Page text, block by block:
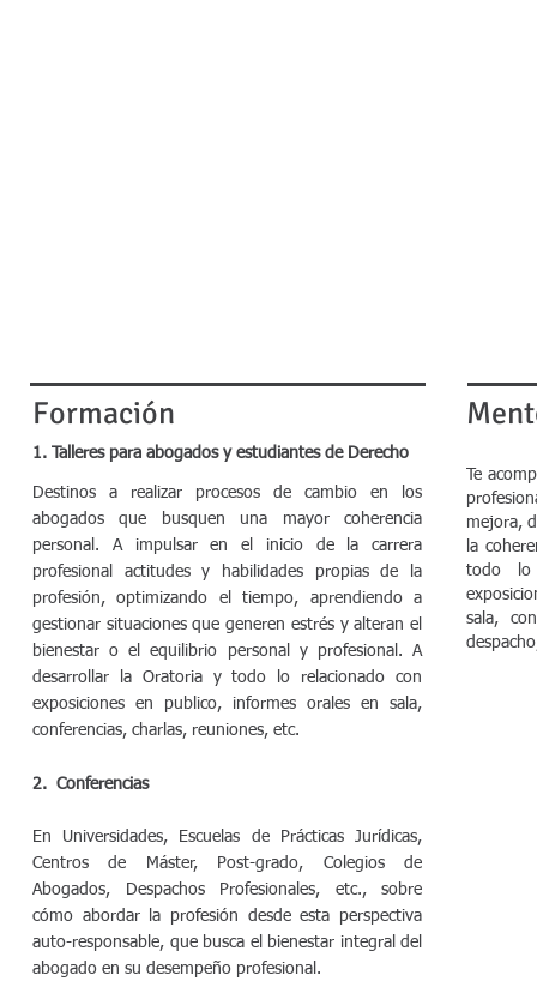
Formación
1. Talleres para abogados y estudiantes de Derecho
Destinos a realizar procesos de cambio en los
abogados que busquen una mayor coherencia
personal. A impulsar en el inicio de la carrera
profesional actitudes y habilidades propias de la
profesión, optimizando el tiempo, aprendiendo a
gestionar situaciones que generen estrés y alteran el
bienestar o el equilibrio personal y profesional. A
desarrollar la Oratoria y todo lo relacionado con
exposiciones en publico, informes orales en sala,
conferencias, charlas, reuniones, etc.
2. Conferencias
En Universidades, Escuelas de Prácticas Jurídicas,
Centros de Máster, Post-grado, Colegios de
Abogados, Despachos Profesionales, etc., sobre
cómo abordar la profesión desde esta perspectiva
auto-responsable, que busca el bienestar integral del
abogado en su desempeño profesional.
Te
mejora,
la
todo lo
sala,